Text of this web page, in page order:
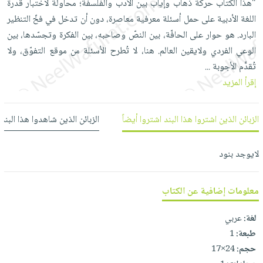
العناية
بالأسنان
الحمية
والتغذية
أدوات
المائدة
الأوعية
والتخزين
أدوات
المطبخ
الأكثر
مبيعاً
العودة
للمدارس
اكسسوارات
كتب
منزلية
ملابس
حقائب
حلي
عناية
بالذات
شحن
مجاني
بنود
مختارة
اشتراكات
كل
الاشتراكات
صندوق
iKitab
بلا
حدود
متقدم
عن
الشركة
سياسة
الشركة
لائحة
الأمنيات
"هذا الكتاب حركة ذهاب وإياب بين الأدب والفلسفة؛ محاولة لاختبار قدرة
اللغة الأدبية على حمل أسئلة معرفية معاصرة، دون أن تدخل في فخّ التنظير
البارد. هو حوار على الحافّة، بين النصّ وصاحبه، بين الفكرة وتجسّدها، بين
الوعي الفردي ولايقين العالم. هنا، لا تُطرح الأسئلة من موقع التفوّق، ولا
تُقدَّم الأجوبة...
إقرأ المزيد
الزبائن الذين اشتروا هذا البند اشتروا أيضاً الزبائن الذين شاهدوا هذا
لايوجد بنود
معلومات إضافية عن الكتاب
لغة:عربي
طبعة:1
حجم:24×17